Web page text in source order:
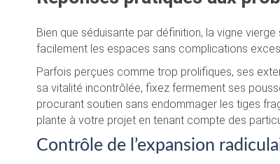
Bien que séduisante par définition, la vigne
facilement les espaces sans complications
Parfois perçues comme trop prolifiques, ses
sa vitalité incontrôlée, fixez fermement ses
procurant soutien sans endommager les tiges
plante à votre projet en tenant compte des
Contrôle de l’expansion